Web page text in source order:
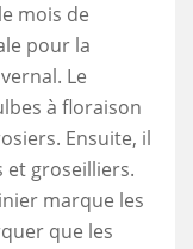
mois de
pour la
Le
à floraison
Ensuite, il
et groseilliers.
marque les
que les